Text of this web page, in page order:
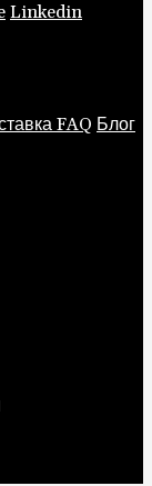
Linkedin
FAQ Блог